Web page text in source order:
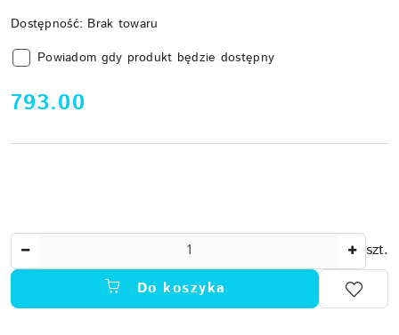
Dostępność: Brak towaru
Powiadom gdy produkt będzie dostępny
cena:
793.00
szt.
Do koszyka